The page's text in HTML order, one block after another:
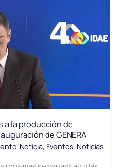
a la producción de
de GENERA
Noticia, Eventos, Noticias